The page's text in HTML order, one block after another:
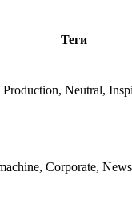
Теги
Production, Neutral,
Corporate,